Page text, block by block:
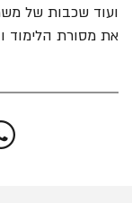
ועוד שכבות של
את מסורת הלימוד